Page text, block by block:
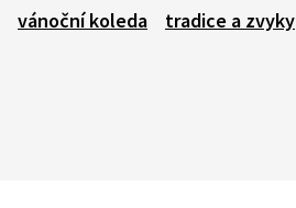
vánoční koleda
tradice a zvyky